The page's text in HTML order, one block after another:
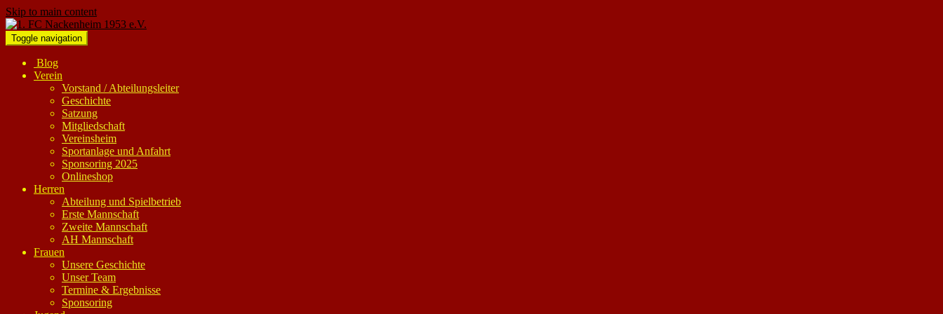
Skip to main content
Toggle navigation
Blog
Verein
Vorstand / Abteilungsleiter
Geschichte
Satzung
Mitgliedschaft
Vereinsheim
Sportanlage und Anfahrt
Sponsoring 2025
Onlineshop
Herren
Abteilung und Spielbetrieb
Erste Mannschaft
Zweite Mannschaft
AH Mannschaft
Frauen
Unsere Geschichte
Unser Team
Termine & Ergebnisse
Sponsoring